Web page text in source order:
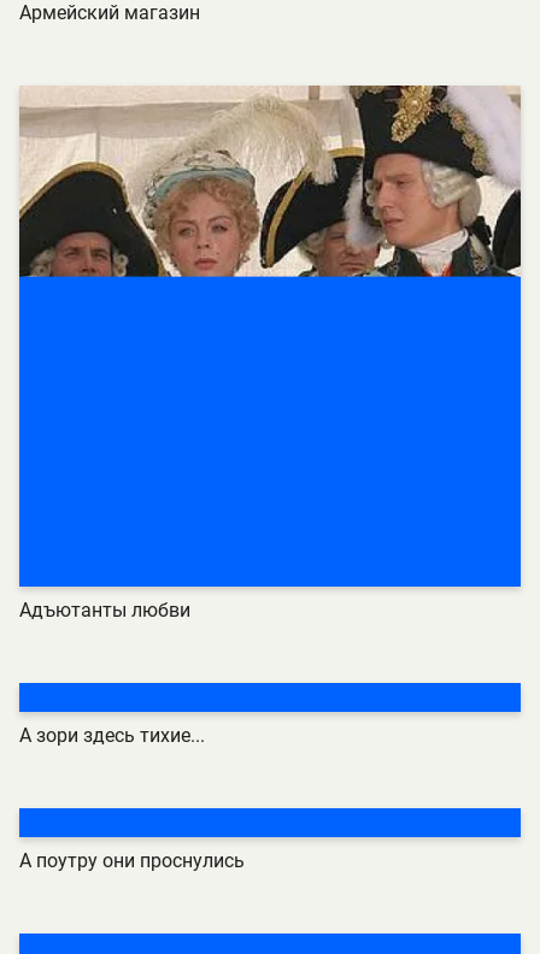
Армейский магазин
Адъютанты любви
А зори здесь тихие...
А поутру они проснулись